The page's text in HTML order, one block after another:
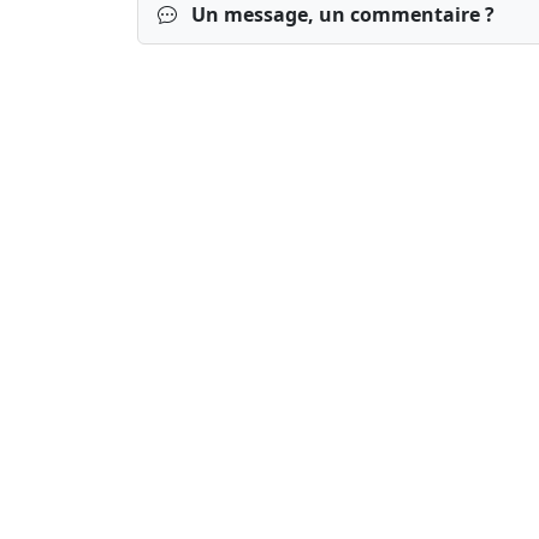
Un message, un commentaire ?